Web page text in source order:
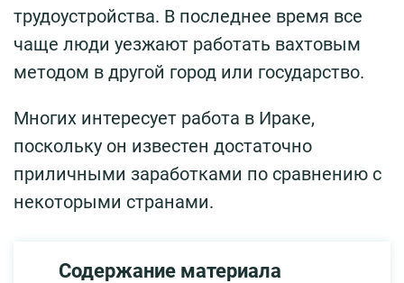
трудоустройства. В последнее время все
чаще люди уезжают работать вахтовым
методом в другой город или государство.
Многих интересует работа в Ираке,
поскольку он известен достаточно
приличными заработками по сравнению с
некоторыми странами.
Содержание материала